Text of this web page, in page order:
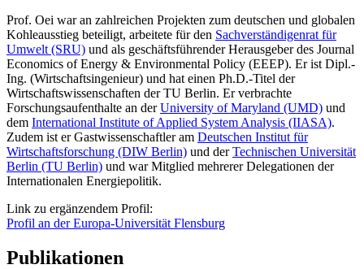
Prof. Oei war an zahlreichen Projekten zum deutschen und globalen
Kohleausstieg beteiligt, arbeitete für den Sachverständigenrat für
Umwelt (SRU) und als geschäftsführender Herausgeber des Journal
Economics of Energy & Environmental Policy (EEEP). Er ist Dipl.-
Ing. (Wirtschaftsingenieur) und hat einen Ph.D.-Titel der
Wirtschaftswissenschaften der TU Berlin. Er verbrachte
Forschungsaufenthalte an derUniversity of Maryland (UMD) und
dem International Institute of Applied System Analysis (IIASA).
Zudem ist er Gastwissenschaftler am Deutschen Institut für
Wirtschaftsforschung (DIW Berlin) und derTechnischen Universität
Berlin (TU Berlin) und war Mitglied mehrerer Delegationen der
Internationalen Energiepolitik.
Link zu ergänzendem Profil:
Profil an der Europa-Universität Flensburg
Publikationen